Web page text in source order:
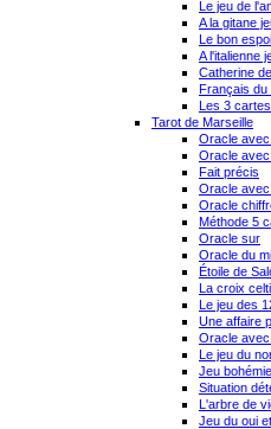
Le jeu de
A la gitane
Le bon
A l'italienne
Catherine
Français du
Les 3
Tarot de Marseille
Oracle
Oracle
Fait précis
Oracle
Oracle
Méthode 5
Oracle sur
Oracle du
Étoile de
La croix
Le jeu des
Une affaire
Oracle
Le jeu du
Jeu
Situation
L'arbre de
Jeu du oui